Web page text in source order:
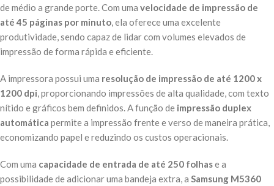
de médio a grande porte. Com uma velocidade de impressão de
até 45 páginas por minuto, ela oferece uma excelente
produtividade, sendo capaz de lidar com volumes elevados de
impressão de forma rápida e eficiente.
A impressora possui uma resolução de impressão de até 1200 x
1200 dpi, proporcionando impressões de alta qualidade, com texto
nítido e gráficos bem definidos. A função de impressão duplex
automática permite a impressão frente e verso de maneira prática,
economizando papel e reduzindo os custos operacionais.
Com uma capacidade de entrada de até 250 folhase a
possibilidade de adicionar uma bandeja extra, a Samsung M5360